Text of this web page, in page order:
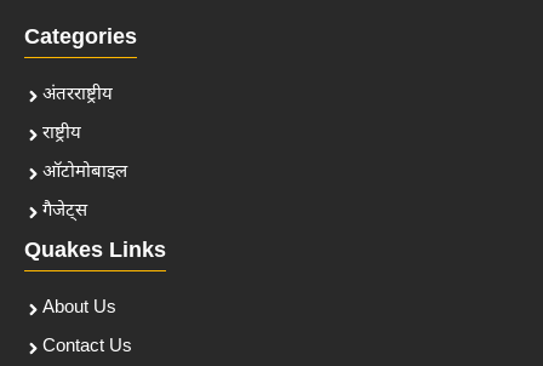
Categories
अंतरराष्ट्रीय
राष्ट्रीय
ऑटोमोबाइल
गैजेट्स
Quakes Links
About Us
Contact Us